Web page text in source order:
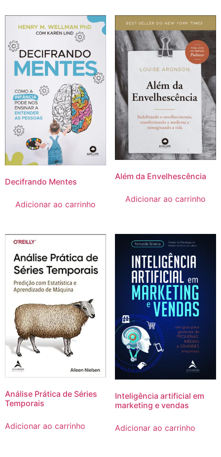
Decifrando Mentes
Adicionar ao carrinho
Além da Envelhescência
Adicionar ao carrinho
Análise Prática de Séries
Temporais
Adicionar ao carrinho
Inteligência artificial em
marketing e vendas
Adicionar ao carrinho